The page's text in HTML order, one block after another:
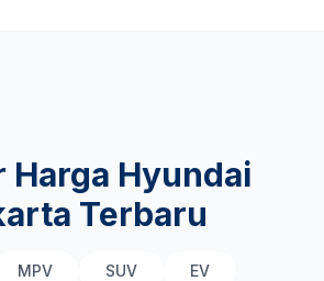
Harga Hyundai
Terbaru
MPV SUV EV